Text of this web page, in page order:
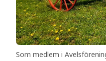
Som medlem i